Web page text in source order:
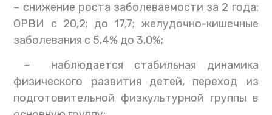
– снижение роста заболеваемости за 2 года:
ОРВИ с 20,2; до 17,7; желудочно-кишечные
заболевания с 5,4% до 3,0%;
– наблюдается стабильная динамика
физического развития детей, переход из
подготовительной физкультурной группы в